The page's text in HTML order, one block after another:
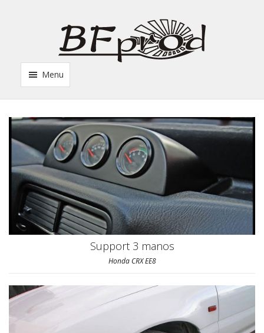
Menu
Support 3 manos
Honda CRX EE8